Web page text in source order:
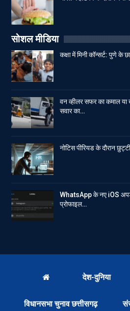
सोशल मीडिया
कक्षा में मिनी कॉन्सर्ट: पुणे के
वन व्हीलर सफर का कमाल
सवार का…
नोटिस पीरियड के दौरान
WhatsApp के नए iOS
प्रोफाइल…
देश-दुनिया
विधानसभा चुनाव छत्तीसगढ़